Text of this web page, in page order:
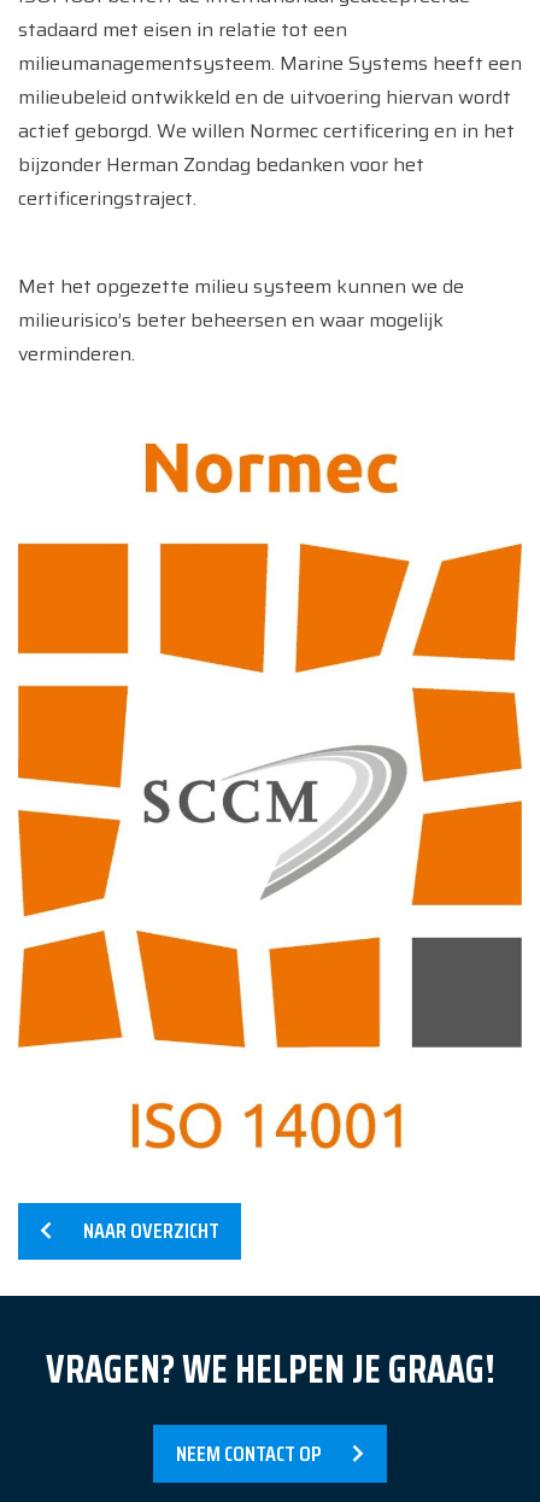
Home
Producten
Referenties
Nieuws
Over Ons
Contact
stadaard met eisen in relatie tot een
milieumanagementsysteem. Marine Systems heeft een
milieubeleid ontwikkeld en de uitvoering hiervan wordt
actief geborgd. We willen Normec certificering en in het
bijzonder Herman Zondag bedanken voor het
certificeringstraject.
Met het opgezette milieu systeem kunnen we de
milieurisico’s beter beheersen en waar mogelijk
verminderen.
NAAR OVERZICHT
VRAGEN? WE HELPEN JE GRAAG!
NEEM CONTACT OP